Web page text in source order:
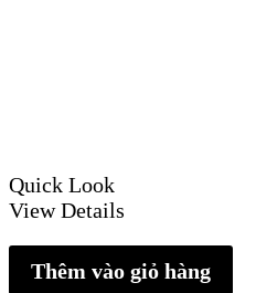
Quick Look
View Details
Thêm vào giỏ hàng